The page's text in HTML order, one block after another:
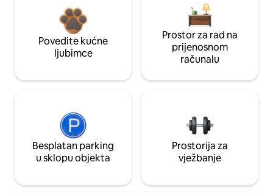
Povedite kućne
ljubimce
Prostor za rad na
prijenosnom
računalu
Besplatan parking
u sklopu objekta
Prostorija za
vježbanje